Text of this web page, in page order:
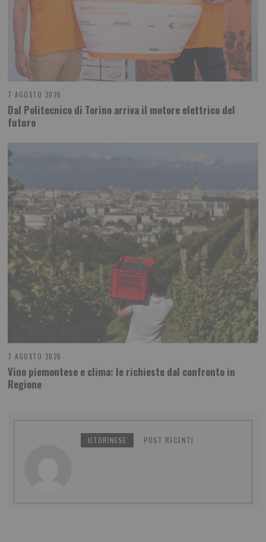
7 AGOSTO 2026
Dal Politecnico di Torino arriva il motore elettrico del
futuro
7 AGOSTO 2026
Vino piemontese e clima: le richieste dal confronto in
Regione
ILTORINESE POST RECENTI